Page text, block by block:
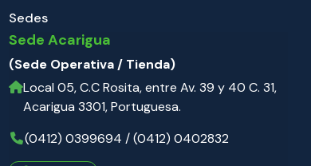
Sedes
Sede Acarigua
(Sede Operativa / Tienda)
Local 05, C.C Rosita, entre Av. 39 y 40 C. 31,
Acarigua 3301, Portuguesa.
(0412) 0399694 / (0412) 0402832